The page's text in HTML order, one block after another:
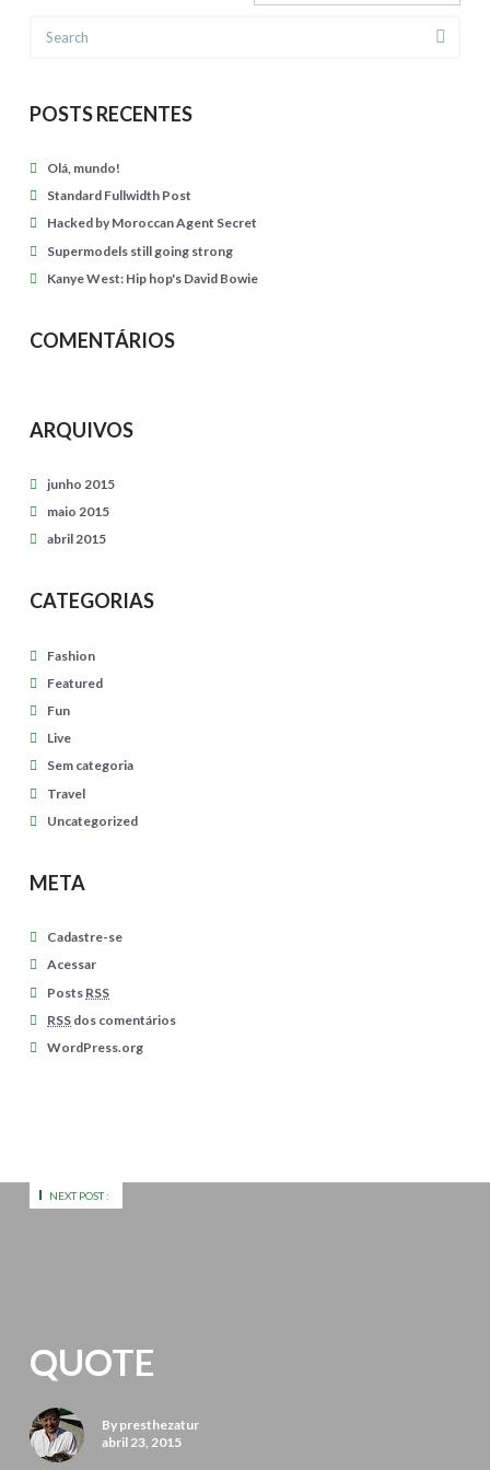
A
n
t
S
e
c
r
t
POSTS RECENTES
Olá, mundo!
Standard Fullwidth Post
Hacked by Moroccan Agent Secret
Supermodels still going strong
Kanye West: Hip hop's David Bowie
COMENTÁRIOS
ARQUIVOS
junho 2015
maio 2015
abril 2015
CATEGORIAS
Fashion
Featured
Fun
Live
Sem categoria
Travel
Uncategorized
META
Cadastre-se
Acessar
Posts RSS
RSS dos comentários
WordPress.org
NEXT POST :
QUOTE
By presthezatur
abril 23, 2015